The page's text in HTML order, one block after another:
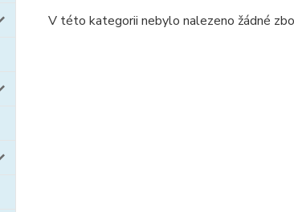
V této kategorii nebylo nalezeno žádné